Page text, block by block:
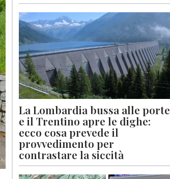
La Lombardia bussa alle porte
e il Trentino apre le dighe:
ecco cosa prevede il
provvedimento per
contrastare la siccità